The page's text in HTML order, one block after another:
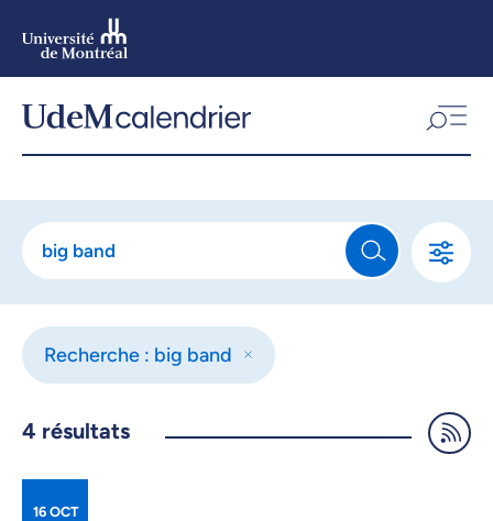
Aller
Recherche : big band
4 résultats
16 OCT